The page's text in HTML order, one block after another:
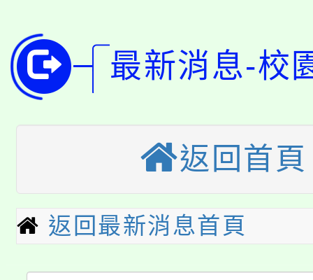
代理(課)教師甄選結果(
公告本校115學年度第
代理(課)教師甄選結果(
轉知中國文化大學推廣
《TA101》溝通分析基
程，歡迎學生輔導中心
心理、諮商輔導、社會
系所師生報名參加。
轉知苗栗縣政府辦理
縣市「校園短影音徵
門員」簡章及活動海報
踴躍報名參加。
桃園市115學年度學生
要點
「桃園市補助參觀特色
展演活動實施計畫」
115年度「教育部表揚
義教育推展貢獻獎」
最新消息-校
返回首頁
返回最新消息首頁